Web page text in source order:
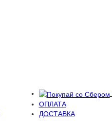
ОПЛАТА
ДОСТАВКА